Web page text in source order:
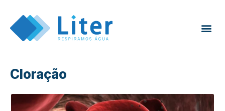
Cloração